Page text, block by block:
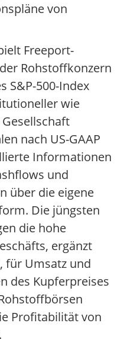
von
Freeport-
Rohstoffkonzern
S&P-500-Index
wie
nach US-GAAP
Informationen
und
über die eigene
Die jüngsten
die hohe
ergänzt
für Umsatz und
des Kupferpreises
Profitabilität von